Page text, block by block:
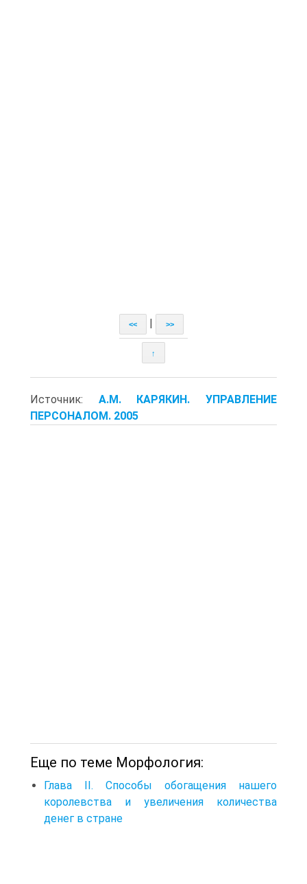
<< >>
↑
Источник: А.М. КАРЯКИН. УПРАВЛЕНИЕ
ПЕРСОНАЛОМ. 2005
Еще по теме Морфология:
Глава II. Способы обогащения нашего
королевства и увеличения количества
денег в стране